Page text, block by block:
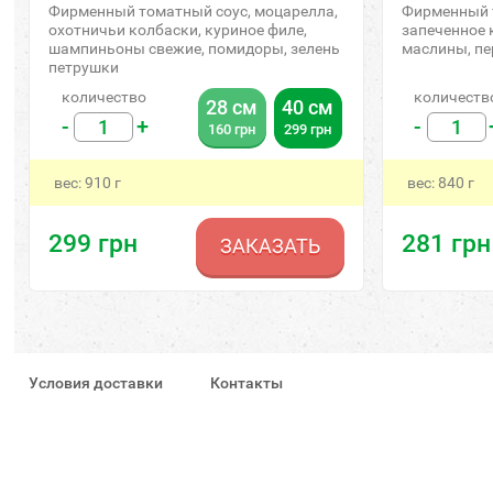
Фирменный томатный соус, моцарелла,
охотничьи колбаски, куриное филе,
шампиньоны свежие, помидоры, зелень
петрушки
количество
- +
28 см
160 грн
40 см
299 грн
вес:910 г
299 грн ЗАКАЗАТЬ
Фирменный
запеченное
маслины,
-
вес: 840 г
281 грн
Условия доставки Контакты